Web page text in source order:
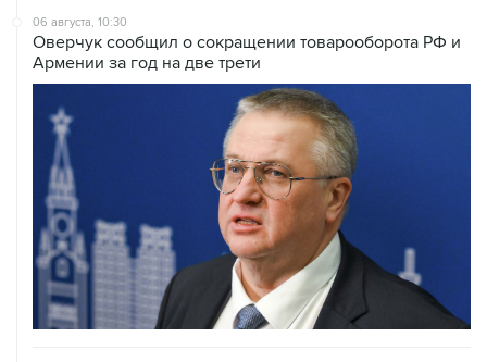
06 августа, 10:30
Оверчук сообщил о сокращении товарооборота РФ и
Армении за год на две трети